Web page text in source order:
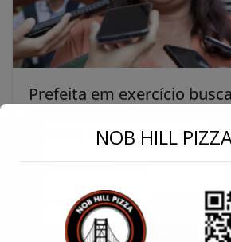
Prefeita em exercício
familiar em Goiânia
NOB HILL